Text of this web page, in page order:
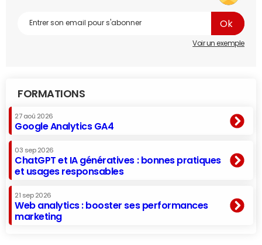
Voir un exemple
FORMATIONS
27 aoû 2026
Google Analytics GA4
03 sep 2026
ChatGPT et IA génératives : bonnes pratiques
et usages responsables
21 sep 2026
Web analytics : booster ses performances
marketing